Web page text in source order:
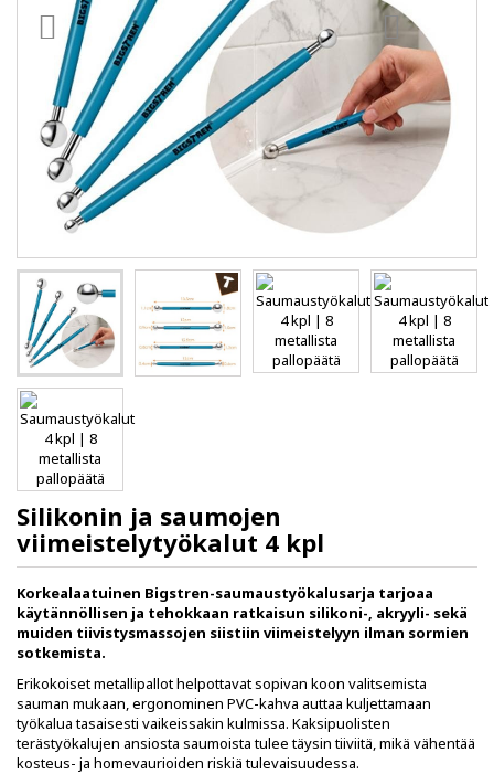
Silikonin ja saumojen
viimeistelytyökalut 4 kpl
Korkealaatuinen Bigstren-saumaustyökalusarja tarjoaa
käytännöllisen ja tehokkaan ratkaisun silikoni-, akryyli- sekä
muiden tiivistysmassojen siistiin viimeistelyyn ilman sormien
sotkemista.
Erikokoiset metallipallot helpottavat sopivan koon valitsemista
sauman mukaan, ergonominen PVC-kahva auttaa kuljettamaan
työkalua tasaisesti vaikeissakin kulmissa. Kaksipuolisten
terästyökalujen ansiosta saumoista tulee täysin tiiviitä, mikä vähentää
kosteus- ja homevaurioiden riskiä tulevaisuudessa.